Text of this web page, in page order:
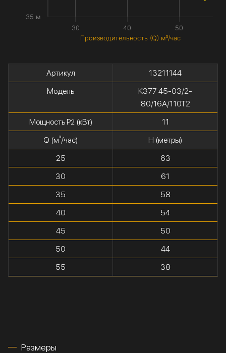
Производительность (Q) м³/час
30 40 50
35 м
Артикул
13211144
Модель
К377 45-03/2-
80/16А/110Т2
Мощность P2(кВт)
11
Q (м³/час)
H (метры)
25
63
30
61
35
58
40
54
45
50
50
44
55
38
Размеры